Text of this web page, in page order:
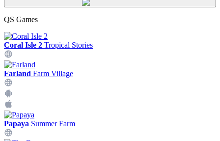
QS Games
Coral Isle 2 Tropical Stories
Farland Farm Village
Papaya Summer Farm